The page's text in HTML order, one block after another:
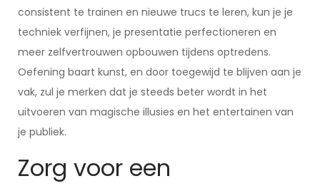
consistent te trainen en nieuwe trucs te leren, kun je je
techniek verfijnen, je presentatie perfectioneren en
meer zelfvertrouwen opbouwen tijdens optredens.
Oefening baart kunst, en door toegewijd te blijven aan je
vak, zul je merken dat je steeds beter wordt in het
uitvoeren van magische illusies en het entertainen van
je publiek.
Zorg voor een